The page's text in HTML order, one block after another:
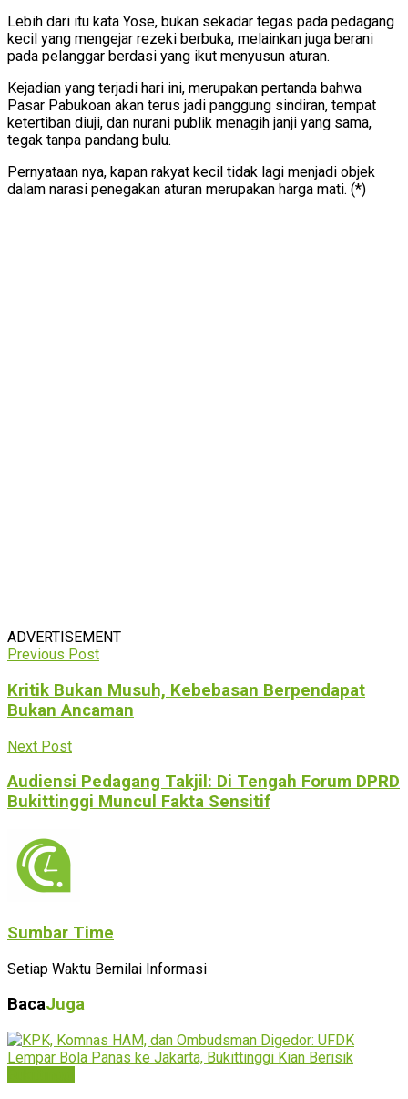
Lebih dari itu kata Yose, bukan sekadar tegas pada pedagang
kecil yang mengejar rezeki berbuka, melainkan juga berani
pada pelanggar berdasi yang ikut menyusun aturan.
Kejadian yang terjadi hari ini, merupakan pertanda bahwa
Pasar Pabukoan akan terus jadi panggung sindiran, tempat
ketertiban diuji, dan nurani publik menagih janji yang sama,
tegak tanpa pandang bulu.
Pernyataan nya, kapan rakyat kecil tidak lagi menjadi objek
dalam narasi penegakan aturan merupakan harga mati. (*)
ADVERTISEMENT
Previous Post
Kritik Bukan Musuh, Kebebasan Berpendapat
Bukan Ancaman
Next Post
Audiensi Pedagang Takjil: Di Tengah Forum DPRD
Bukittinggi Muncul Fakta Sensitif
Sumbar Time
Setiap Waktu Bernilai Informasi
BacaJuga